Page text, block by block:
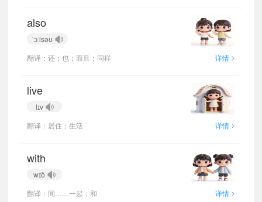
also
ˈɔːlsəʊ
翻译：还；也；而且；同样
详情 >
live
lɪv
翻译：居住；生活
详情 >
with
wɪð
翻译：同……一起；和
详情 >